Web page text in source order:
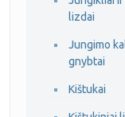
lizdai
Jungimo
gnybtai
Kištukai